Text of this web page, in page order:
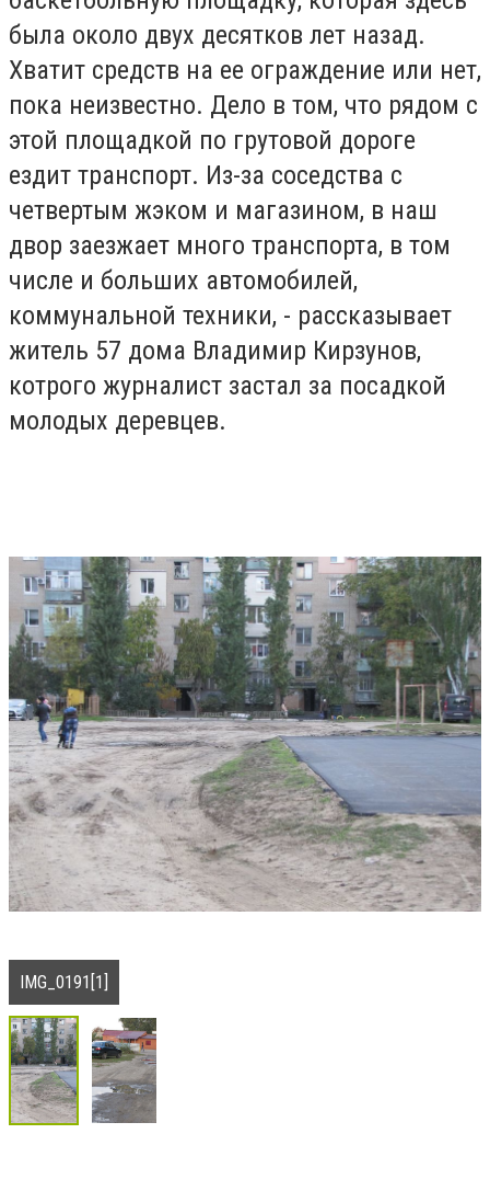
была около двух десятков лет назад.
Хватит средств на ее ограждение или нет,
пока неизвестно. Дело в том, что рядом с
этой площадкой по грутовой дороге
ездит транспорт. Из-за соседства с
четвертым жэком и магазином, в наш
двор заезжает много транспорта, в том
числе и больших автомобилей,
коммунальной техники, - рассказывает
житель 57 дома Владимир Кирзунов,
котрого журналист застал за посадкой
молодых деревцев.
IMG_0191[1]